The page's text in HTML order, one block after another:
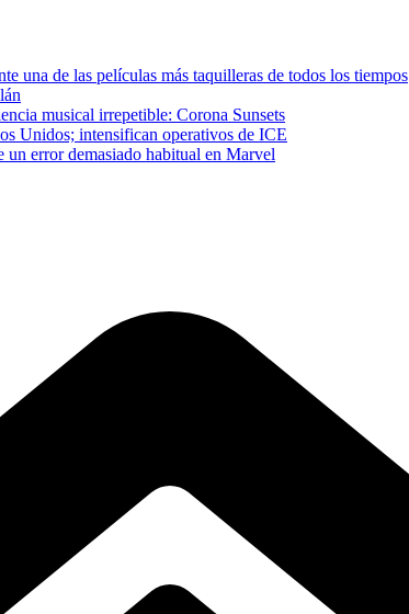
una de las películas más taquilleras de todos los tiempos
musical irrepetible: Corona Sunsets
Unidos; intensifican operativos de ICE
un error demasiado habitual en Marvel